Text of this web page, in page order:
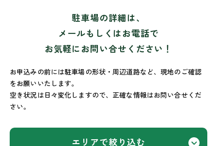
駐車場の詳細は、
メールもしくはお電話で
お気軽にお問い合せください！
お申込みの前には駐車場の形状・周辺道路など、現地のご確認
をお願いいたします。
空き状況は日々変化しますので、正確な情報はお問い合せくだ
さい。
エリアで絞り込む